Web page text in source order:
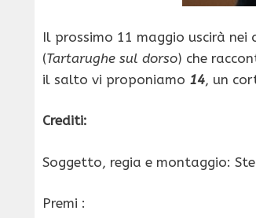
Il prossimo 11 maggio uscirà nei
(Tartarughe sul dorso) che
il salto vi proponiamo 14, un
Crediti:
Soggetto, regia e montaggio:
Premi :